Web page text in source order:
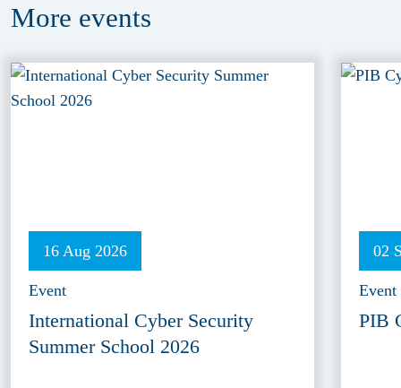
More events
16 Aug 2026
Event
International Cyber Security
Summer School 2026
02
Event
PIB